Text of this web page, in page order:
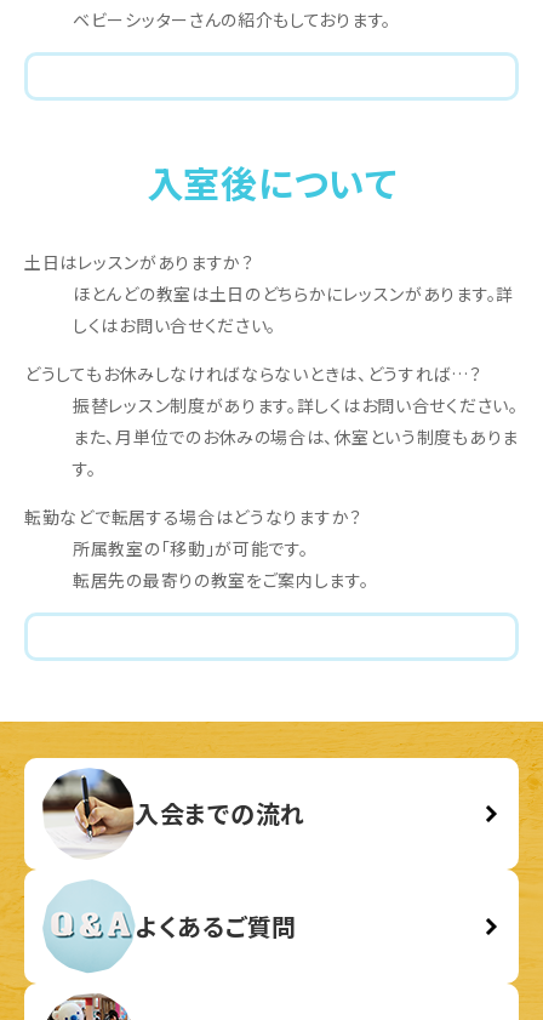
ベビーシッターさんの紹介もしております。
入室後について
土日はレッスンがありますか？
ほとんどの教室は土日のどちらかにレッスンがあります。詳
しくはお問い合せください。
どうしてもお休みしなければならないときは、どうすれば…？
振替レッスン制度があります。詳しくはお問い合せください。
また、月単位でのお休みの場合は、休室という制度もありま
す。
転勤などで転居する場合はどうなりますか？
所属教室の「移動」が可能です。
転居先の最寄りの教室をご案内します。
入会までの流れ
よくあるご質問